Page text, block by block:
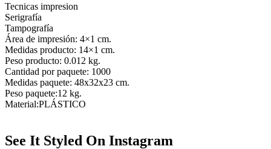
Tecnicas impresion
Serigrafía
Tampografía
Área de impresión: 4×1 cm.
Medidas producto: 14×1 cm.
Peso producto: 0.012 kg.
Cantidad por paquete: 1000
Medidas paquete: 48x32x23 cm.
Peso paquete:12 kg.
Material:PLÁSTICO
See It Styled On Instagram